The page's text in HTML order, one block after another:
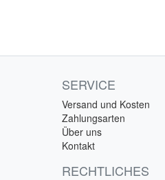
SERVICE
Versand und Kosten
Zahlungsarten
Über uns
Kontakt
RECHTLICHES